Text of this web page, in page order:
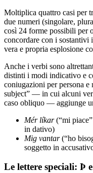
Moltiplica quattro casi per
due numeri (singolare,
così 24 forme possibili per
concordare con i sostantivi
vera e propria esplosione
Anche i verbi sono
distinti i modi indicativo e
coniugazioni per persona
subject” — in cui alcuni
caso obliquo — aggiunge
Mér líkar(“mi
in dativo)
Mig vantar(“ho
soggetto in
Le lettere speciali: Þ